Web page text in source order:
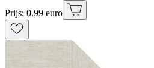
Prijs: 0.99 euro